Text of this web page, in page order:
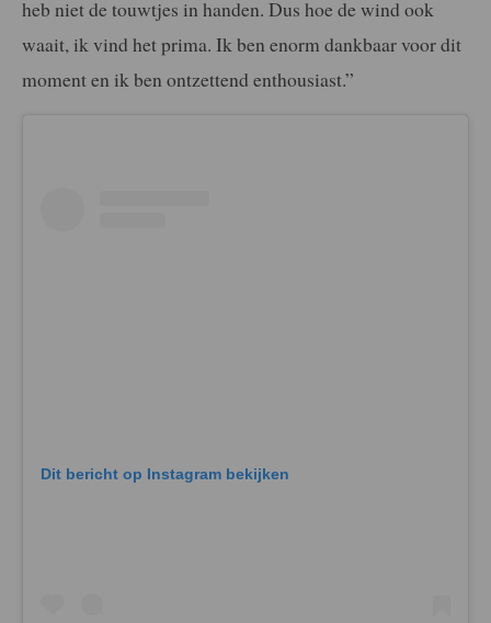
heb niet de touwtjes in handen. Dus hoe de wind ook
waait, ik vind het prima. Ik ben enorm dankbaar voor dit
moment en ik ben ontzettend enthousiast.”
Dit bericht op Instagram bekijken